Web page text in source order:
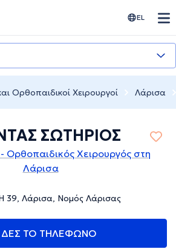
EL
Ορθοπαιδικοί Χειρουργοί Λάρισα
ΣΩΤΗΡΙΟΣ
Ορθοπαιδικός Χειρουργός στη
Λάρισα
Λάρισα, Νομός Λάρισας
ΔΕΣ ΤΟ ΤΗΛΕΦΩΝΟ